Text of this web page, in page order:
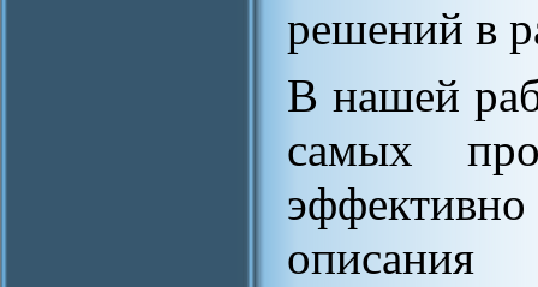
решений в
В нашей
самых